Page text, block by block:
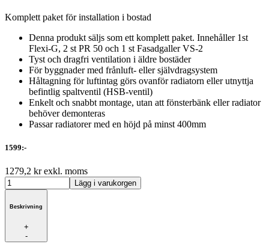
Komplett paket för installation i bostad
Denna produkt säljs som ett komplett paket. Innehåller 1st
Flexi-G, 2 st PR 50 och 1 st Fasadgaller VS-2
Tyst och dragfri ventilation i äldre bostäder
För byggnader med frånluft- eller självdragsystem
Håltagning för luftintag görs ovanför radiatorn eller utnyttja
befintlig spaltventil (HSB-ventil)
Enkelt och snabbt montage, utan att fönsterbänk eller radiator
behöver demonteras
Passar radiatorer med en höjd på minst 400mm
1599:-
1279,2 kr exkl. moms
Beskrivning
+
-